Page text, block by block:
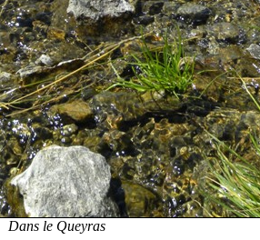
Dans le Queyras